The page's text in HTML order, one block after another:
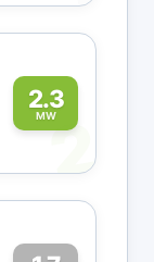
2.3
MW2